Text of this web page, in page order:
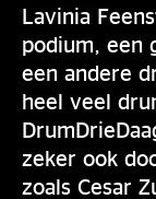
Lavinia
podium, een
een andere
heel veel
zeker ook
zoals Cesar